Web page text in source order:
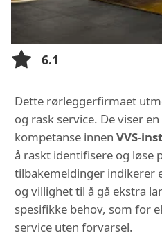
6.1
Dette rørleggerfirmaet
og rask service. De viser
kompetanse innen VVS-
å raskt identifisere og løse
tilbakemeldinger indikerer
og villighet til å gå ekstra
spesifikke behov, som for
service uten forvarsel.